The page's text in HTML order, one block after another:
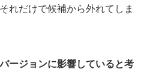
れだけで候補から外れてしま
ージョンに影響していると考